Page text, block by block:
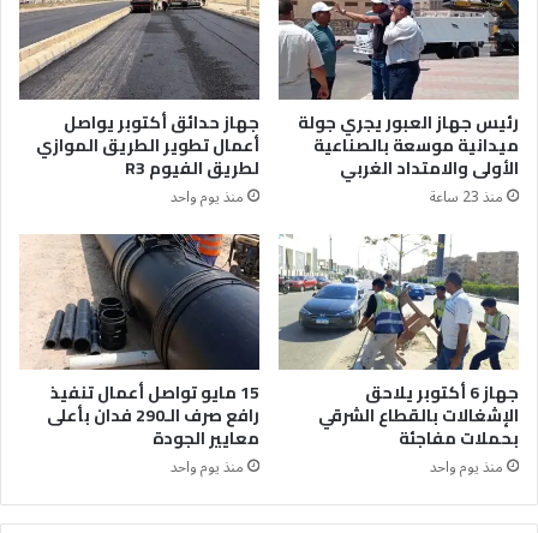
رئيس جهاز العبور يجري جولة
ميدانية موسعة بالصناعية
الأولى والامتداد الغربي
منذ 23 ساعة
جهاز حدائق أكتوبر يواصل
أعمال تطوير الطريق الموازي
لطريق الفيوم R3
منذ يوم واحد
جهاز 6 أكتوبر يلاحق
الإشغالات بالقطاع الشرقي
بحملات مفاجئة
منذ يوم واحد
15 مايو تواصل أعمال تنفيذ
رافع صرف الـ290 فدان بأعلى
معايير الجودة
منذ يوم واحد